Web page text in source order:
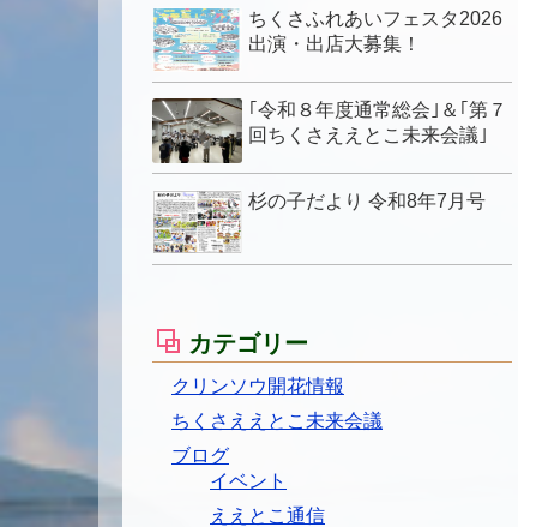
ちくさふれあいフェスタ2026
出演・出店大募集！
｢令和８年度通常総会｣＆｢第７
回ちくさええとこ未来会議｣
杉の子だより 令和8年7月号
カテゴリー
クリンソウ開花情報
ちくさええとこ未来会議
ブログ
イベント
ええとこ通信